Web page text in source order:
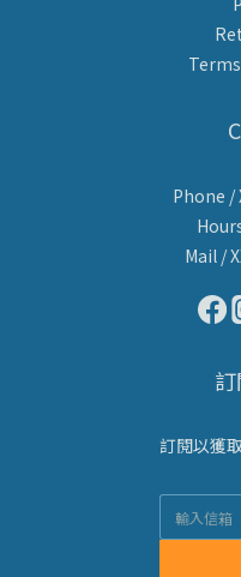
Phone /
Mail /
訂閱以獲